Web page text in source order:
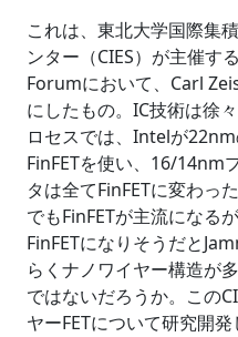
これは、東北大学国際集
ンター（CIES）が主催
Forumにおいて、Carl
にしたもの。IC技術は徐
ロセスでは、Intelが
FinFETを使い、16/14nm
タは全てFinFETに変わっ
でもFinFETが主流になる
FinFETになりそうだと
らくナノワイヤー構造が
ではないだろうか。この
ヤーFETについて研究開発